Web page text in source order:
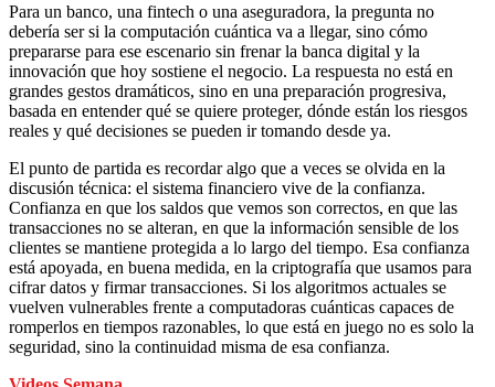
Para un banco, una fintech o una aseguradora, la pregunta no
debería ser si la computación cuántica va a llegar, sino cómo
prepararse para ese escenario sin frenar la banca digital y la
innovación que hoy sostiene el negocio. La respuesta no está en
grandes gestos dramáticos, sino en una preparación progresiva,
basada en entender qué se quiere proteger, dónde están los riesgos
reales y qué decisiones se pueden ir tomando desde ya.
El punto de partida es recordar algo que a veces se olvida en la
discusión técnica: el sistema financiero vive de la confianza.
Confianza en que los saldos que vemos son correctos, en que las
transacciones no se alteran, en que la información sensible de los
clientes se mantiene protegida a lo largo del tiempo. Esa confianza
está apoyada, en buena medida, en la criptografía que usamos para
cifrar datos y firmar transacciones. Si los algoritmos actuales se
vuelven vulnerables frente a computadoras cuánticas capaces de
romperlos en tiempos razonables, lo que está en juego no es solo la
seguridad, sino la continuidad misma de esa confianza.